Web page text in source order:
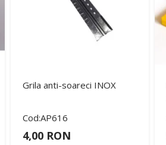
Grila anti-soareci INOX
Cod:AP616
4,00 RON